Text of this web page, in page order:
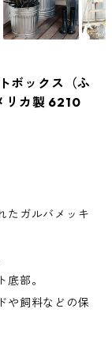
ボックス（ふ
リカ製 6210
たガルバメッキ
部。
や飼料などの保